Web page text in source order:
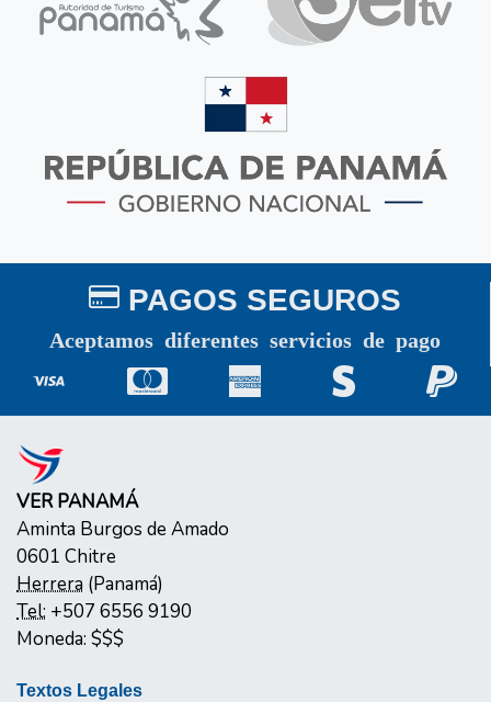
PAGOS SEGUROS
Aceptamos diferentes servicios de pago
VER PANAMÁ
Aminta Burgos de Amado
0601 Chitre
Herrera (Panamá)
Tel: +507 6556 9190
Moneda: $$$
Textos Legales